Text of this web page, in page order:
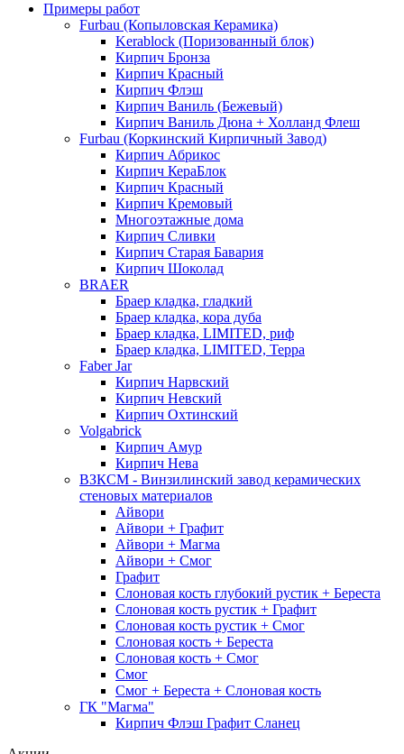
Примеры работ
Furbau (Копыловская Керамика)
Kerablock (Поризованный блок)
Кирпич Бронза
Кирпич Красный
Кирпич Флэш
Кирпич Ваниль (Бежевый)
Кирпич Ваниль Дюна + Холланд Флеш
Furbau (Коркинский Кирпичный Завод)
Кирпич Абрикос
Кирпич КераБлок
Кирпич Красный
Кирпич Кремовый
Многоэтажные дома
Кирпич Сливки
Кирпич Старая Бавария
Кирпич Шоколад
BRAER
Браер кладка, гладкий
Браер кладка, кора дуба
Браер кладка, LIMITED, риф
Браер кладка, LIMITED, Терра
Faber Jar
Кирпич Нарвский
Кирпич Невский
Кирпич Охтинский
Volgabrick
Кирпич Амур
Кирпич Нева
ВЗКСМ - Винзилинский завод керамических
стеновых материалов
Айвори
Айвори + Графит
Айвори + Магма
Айвори + Смог
Графит
Слоновая кость глубокий рустик + Береста
Слоновая кость рустик + Графит
Слоновая кость рустик + Смог
Слоновая кость + Береста
Слоновая кость + Смог
Смог
Смог + Береста + Слоновая кость
ГК "Магма"
Кирпич Флэш Графит Сланец